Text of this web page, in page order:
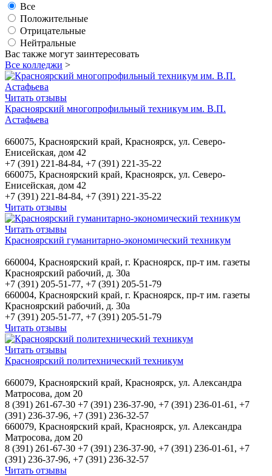
Все
Положительные
Отрицательные
Нейтральные
Вас также могут заинтересовать
Все колледжи >
Читать отзывы
Красноярский многопрофильный техникум им. В.П.
Астафьева
660075, Красноярский край, Красноярск, ул. Северо-
Енисейская, дом 42
+7 (391) 221-84-84, +7 (391) 221-35-22
660075, Красноярский край, Красноярск, ул. Северо-
Енисейская, дом 42
+7 (391) 221-84-84, +7 (391) 221-35-22
Читать отзывы
Читать отзывы
Красноярский гуманитарно-экономический техникум
660004, Красноярский край, г. Красноярск, пр-т им. газеты
Красноярский рабочий, д. 30а
+7 (391) 205-51-77, +7 (391) 205-51-79
660004, Красноярский край, г. Красноярск, пр-т им. газеты
Красноярский рабочий, д. 30а
+7 (391) 205-51-77, +7 (391) 205-51-79
Читать отзывы
Читать отзывы
Красноярский политехнический техникум
660079, Красноярский край, Красноярск, ул. Александра
Матросова, дом 20
8 (391) 261-67-30 +7 (391) 236-37-90, +7 (391) 236-01-61, +7
(391) 236-37-96, +7 (391) 236-32-57
660079, Красноярский край, Красноярск, ул. Александра
Матросова, дом 20
8 (391) 261-67-30 +7 (391) 236-37-90, +7 (391) 236-01-61, +7
(391) 236-37-96, +7 (391) 236-32-57
Читать отзывы